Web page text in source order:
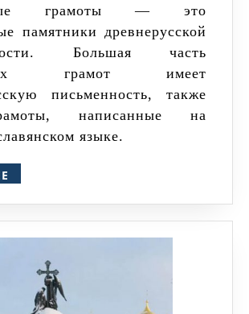
берестяные
грамоты
памятники древнерусской
Большая часть
грамот имеет
письменность, также
написанные на
языке.